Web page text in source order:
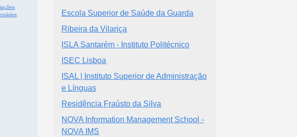
Escola Superior de Saúde da Guarda
Ribeira da Vilariça
ISLA Santarém - Instituto Politécnico
ISEC Lisboa
ISAL | Instituto Superior de Administração
e Línguas
Residência Fraústo da Silva
NOVA Information Management School -
NOVA IMS